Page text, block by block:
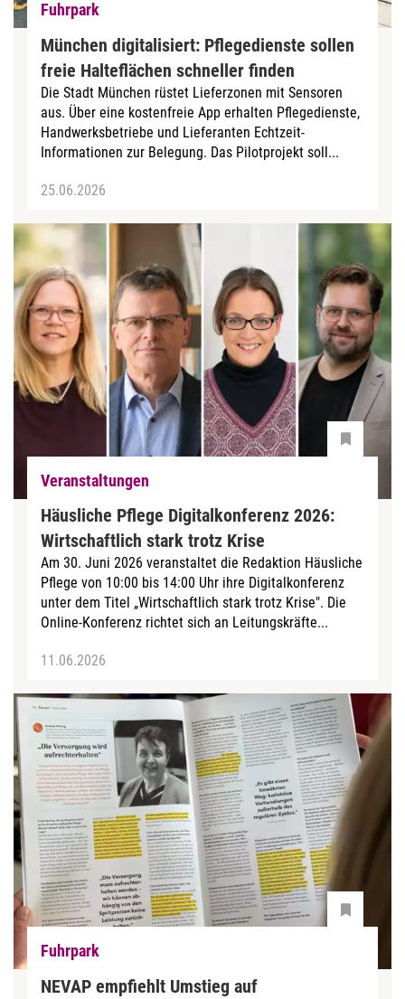
Fuhrpark
München digitalisiert: Pflegedienste sollen
freie Halteflächen schneller finden
Die Stadt München rüstet Lieferzonen mit Sensoren
aus. Über eine kostenfreie App erhalten Pflegedienste,
Handwerksbetriebe und Lieferanten Echtzeit-
Informationen zur Belegung. Das Pilotprojekt soll...
25.06.2026
Veranstaltungen
Häusliche Pflege Digitalkonferenz 2026:
Wirtschaftlich stark trotz Krise
Am 30. Juni 2026 veranstaltet die Redaktion Häusliche
Pflege von 10:00 bis 14:00 Uhr ihre Digitalkonferenz
unter dem Titel „Wirtschaftlich stark trotz Krise". Die
Online-Konferenz richtet sich an Leitungskräfte...
11.06.2026
Fuhrpark
NEVAP empfiehlt Umstieg auf